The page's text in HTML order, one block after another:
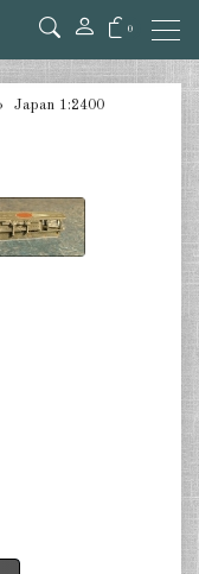
0
Japan 1:2400